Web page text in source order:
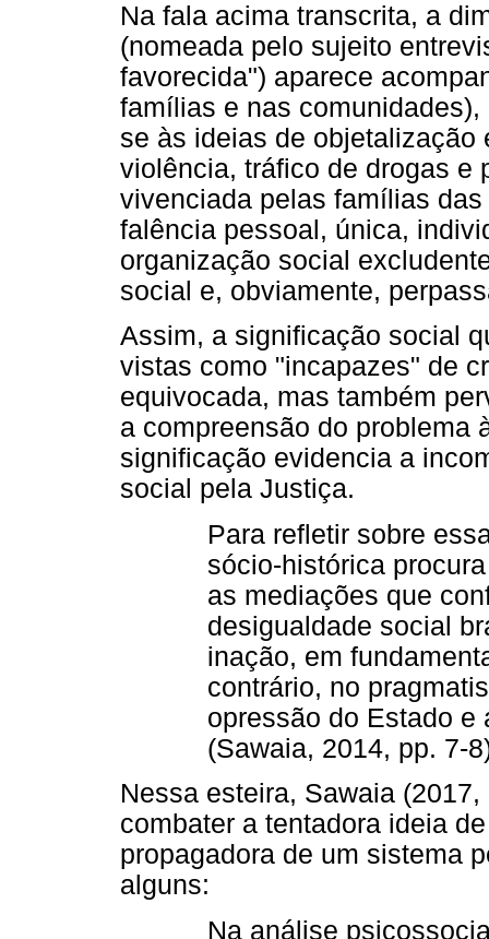
Na fala acima transcrita, a
(nomeada pelo sujeito
favorecida") aparece
famílias e nas
se às ideias de objetalização
violência, tráfico de drogas e
vivenciada pelas famílias
falência pessoal, única,
organização social
social e, obviamente,
Assim, a significação social
vistas como "incapazes" de
equivocada, mas também
a compreensão do problema
significação evidencia a
social pela Justiça.
Para refletir sobre
sócio-histórica
as mediações que
desigualdade social
inação, em
contrário, no
opressão do Estado e
(Sawaia, 2014, pp. 7-
Nessa esteira, Sawaia
combater a tentadora ideia
propagadora de um sistema
alguns:
Na análise